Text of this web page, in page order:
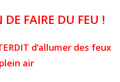
FAIRE DU FEU !
d’allumer des feux
air